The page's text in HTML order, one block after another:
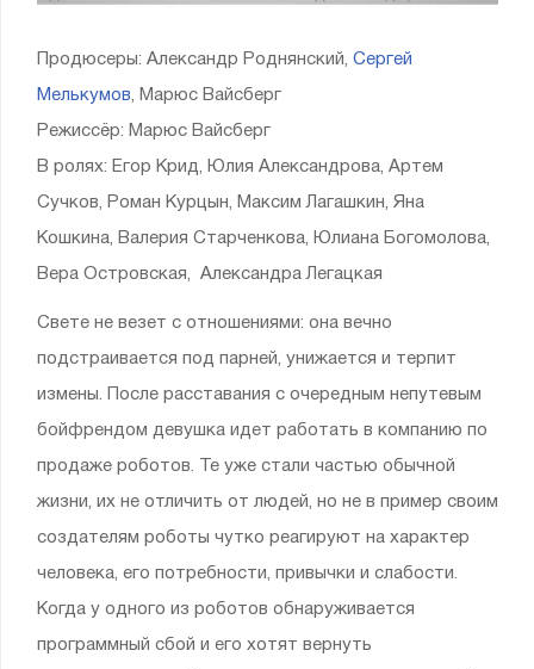
Продюсеры: Александр Роднянский, Сергей
Мелькумов , Марюс Вайсберг
Режиссёр: Марюс Вайсберг
В ролях: Егор Крид, Юлия Александрова, Артем
Сучков, Роман Курцын, Максим Лагашкин, Яна
Кошкина, Валерия Старченкова, Юлиана Богомолова,
Вера Островская, Александра Легацкая
Свете не везет с отношениями: она вечно
подстраивается под парней, унижается и терпит
измены. После расставания с очередным непутевым
бойфрендом девушка идет работать в компанию по
продаже роботов. Те уже стали частью обычной
жизни, их не отличить от людей, но не в пример своим
создателям роботы чутко реагируют на характер
человека, его потребности, привычки и слабости.
Когда у одного из роботов обнаруживается
программный сбой и его хотят вернуть